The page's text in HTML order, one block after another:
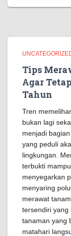
Tips
Agar
Tahun
Tren
bukan lagi
menjadi
yang peduli
lingkungan.
terbukti
menyegarkan
menyaring
merawat
tersendiri yang
tanaman yang
matahari